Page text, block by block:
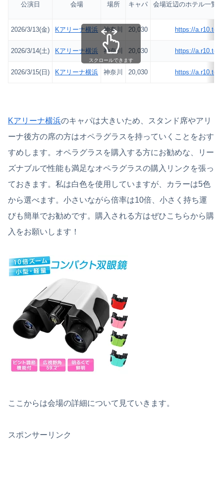
公演日 会場 場所 キャパ 会場近辺のホテル一覧(
2026/3/13(金) Kアリーナ横浜 神奈川 20,030 https://a.r10.to/
2026/3/14(土) Kアリーナ横浜 神奈川 20,030 https://a.r10.to/
2026/3/15(日) Kアリーナ横浜 神奈川 20,030 https://a.r10.to/
スクロールできます
Kアリーナ横浜のキャパは大きいため、スタンド席やアリ
ーナ後方の席の方はオペラグラスを持っていくことをおす
すめします。オペラグラスを購入する方にお勧めな、リー
ズナブルで性能も満足なオペラグラスの購入リンクを張っ
ておきます。私は白色を使用していますが、カラーは5色
から選べます。小さいながら倍率は10倍、小さく持ち運
びも簡単でお勧めです。購入される方はぜひこちらから購
入をお願いします！
ここからは会場の詳細について見ていきます。
スポンサーリンク